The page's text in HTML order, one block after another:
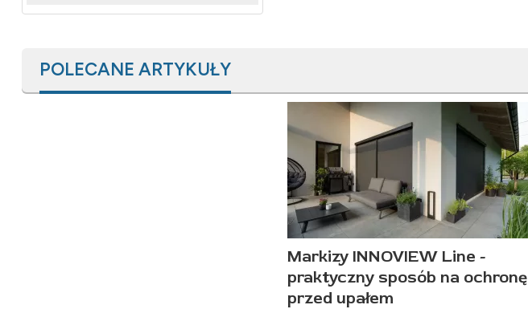
POLECANE ARTYKUŁY
Markizy INNOVIEW Line -
praktyczny sposób na ochronę
przed upałem